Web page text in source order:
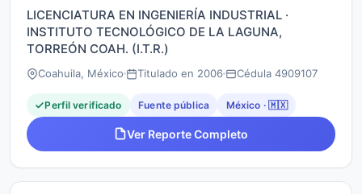
LICENCIATURA EN INGENIERÍA INDUSTRIAL ·
INSTITUTO TECNOLÓGICO DE LA LAGUNA,
TORREÓN COAH. (I.T.R.)
Coahuila, México Titulado en 2006 Cédula 4909107
Perfil verificado Fuente pública México · 🇲🇽
Ver Reporte Completo